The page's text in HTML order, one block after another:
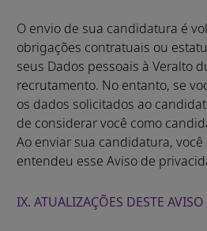
O envio de sua candidatura é
obrigações contratuais ou
seus Dados pessoais à Veralto
recrutamento. No entanto, se
os dados solicitados ao
de considerar você como
Ao enviar sua candidatura,
entendeu esse Aviso de
IX. ATUALIZAÇÕES DESTE